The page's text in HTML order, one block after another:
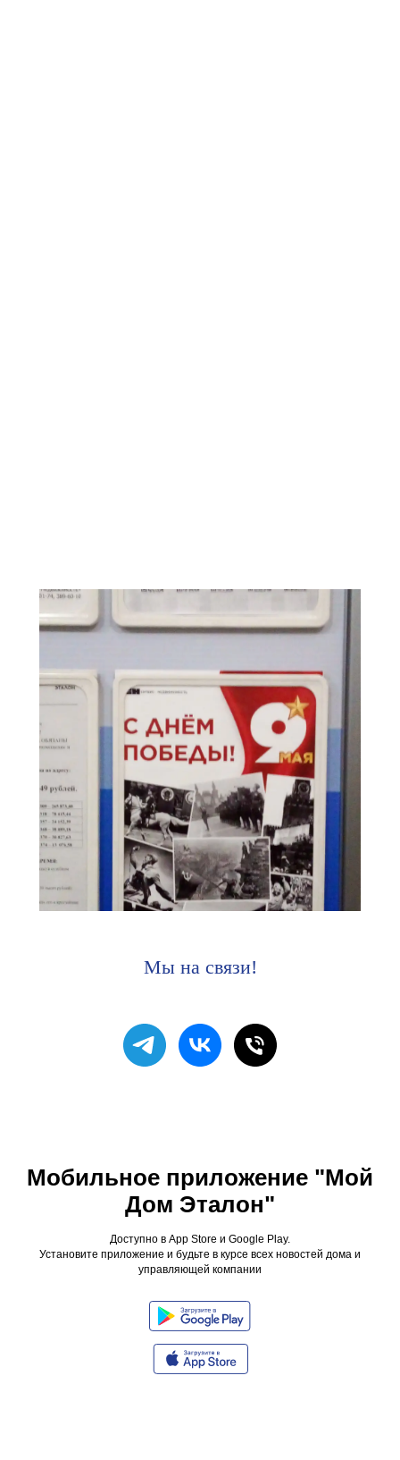
Мы на связи!
Мобильное приложение "Мой
Дом Эталон"
Доступно в App Store и Google Play.
Установите приложение и будьте в курсе всех новостей дома и
управляющей компании